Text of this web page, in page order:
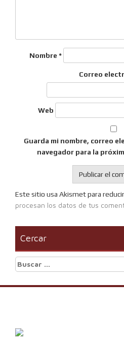
Nombre *
Correo
Web
Guarda mi nombre, correo
navegador para la
Este sitio usa Akismet para
procesan los datos de tus
Cercar
Buscar: